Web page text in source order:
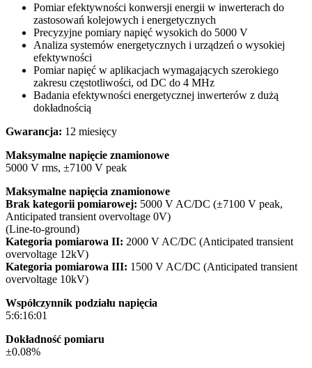
Pomiar efektywności konwersji energii w inwerterach do
zastosowań kolejowych i energetycznych
Precyzyjne pomiary napięć wysokich do 5000 V
Analiza systemów energetycznych i urządzeń o wysokiej
efektywności
Pomiar napięć w aplikacjach wymagających szerokiego
zakresu częstotliwości, od DC do 4 MHz
Badania efektywności energetycznej inwerterów z dużą
dokładnością
Gwarancja: 12 miesięcy
Maksymalne napięcie znamionowe
5000 V rms, ±7100 V peak
Maksymalne napięcia znamionowe
Brak kategorii pomiarowej: 5000 V AC/DC (±7100 V peak,
Anticipated transient overvoltage 0V)
(Line-to-ground)
Kategoria pomiarowa II: 2000 V AC/DC (Anticipated transient
overvoltage 12kV)
Kategoria pomiarowa III: 1500 V AC/DC (Anticipated transient
overvoltage 10kV)
Współczynnik podziału napięcia
5:6:16:01
Dokładność pomiaru
±0.08%